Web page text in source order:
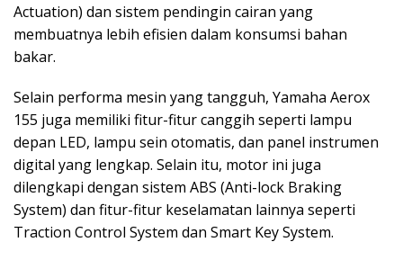
Actuation) dan sistem pendingin cairan yang
membuatnya lebih efisien dalam konsumsi bahan
bakar.
Selain performa mesin yang tangguh, Yamaha Aerox
155 juga memiliki fitur-fitur canggih seperti lampu
depan LED, lampu sein otomatis, dan panel instrumen
digital yang lengkap. Selain itu, motor ini juga
dilengkapi dengan sistem ABS (Anti-lock Braking
System) dan fitur-fitur keselamatan lainnya seperti
Traction Control System dan Smart Key System.